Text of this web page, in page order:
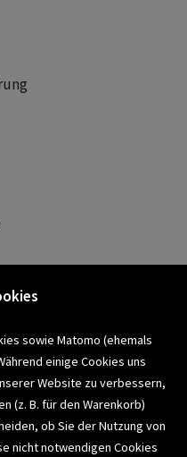
sowie Matomo (ehemals
einige Cookies uns
Website zu verbessern,
(z. B. für den Warenkorb)
ob Sie der Nutzung von
nicht notwendigen Cookies